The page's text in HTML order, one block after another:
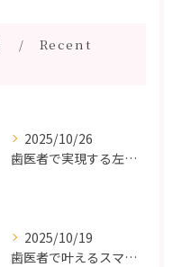
Recent
2025/10/26
歯医者で実現する左右対称治療のポイントと矯正治療選びの疑問解決ガイド
2025/10/19
歯医者で叶えるスマイルメイクオーバーなら福岡県福岡市博多区博多駅前の最新矯正治療解説